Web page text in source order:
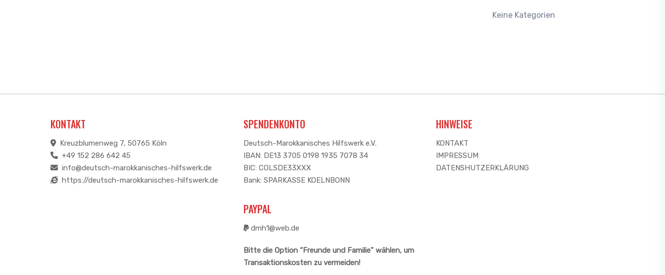
Keine Kategorien
KONTAKT
Kreuzblumenweg 7, 50765 Köln
+49 152 286 642 45
info@deutsch-marokkanisches-hilfswerk.de
https://deutsch-marokkanisches-hilfswerk.de
SPENDENKONTO
Deutsch-Marokkanisches Hilfswerk e.V.
IBAN: DE13 3705 0198 1935 7078 34
BIC: COLSDE33XXX
Bank: SPARKASSE KOELNBONN
PAYPAL
dmh1@web.de
Bitte die Option “Freunde und Familie” wählen, um
Transaktionskosten zu vermeiden!
HINWEISE
KONTAKT
IMPRESSUM
DATENSHUTZERKLÄRUNG